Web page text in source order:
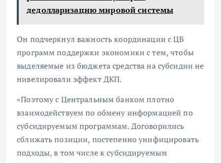
дедолларизацию мировой системы
Он подчеркнул важность координации с ЦБ
программ поддержки экономики с тем, чтобы
выделяемые из бюджета средства на субсидии не
нивелировали эффект ДКП.
«Поэтому с Центральным банком плотно
взаимодействуем по обмену информацией по
субсидируемым программам. Договорились
сближать позиции, постепенно унифицировать
подходы, в том числе к субсидируемым